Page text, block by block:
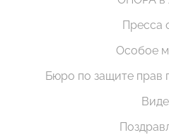
Пресса
Особое
Бюро по защите прав